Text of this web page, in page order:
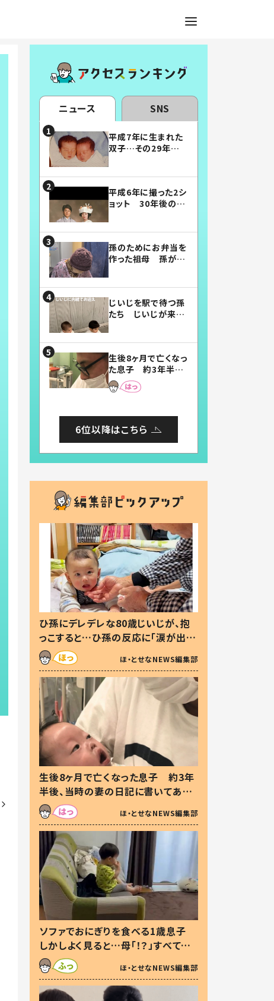
ニュース SNS
平成7年に生まれた
双子…その29年後
平成6年に撮った2シ
ョット 30年後の姿
孫のためにお弁当を
作った祖母 孫が絶
じいじを駅で待つ孫
たち じいじが来た
まらない」「幸せにな
れる」
生後8ヶ月で亡くなっ
た息子 約3年半
後、当時の妻の日記
に書いてあった本音
6位以降はこちら
ひ孫にデレデレな80歳じいじが、抱
っこすると…ひ孫の反応に「涙が出ま
した」「可愛くて仕方ない」
ほ・とせなNEWS編集部
生後8ヶ月で亡くなった息子 約3年
半後、当時の妻の日記に書いてあっ
た本音とは
ほ・とせなNEWS編集部
ソファでおにぎりを食べる1歳息子
しかしよく見ると…母「！？」すべてを
察した母の投稿に「可愛いから許
す！」「現行犯〜」
ほ・とせなNEWS編集部